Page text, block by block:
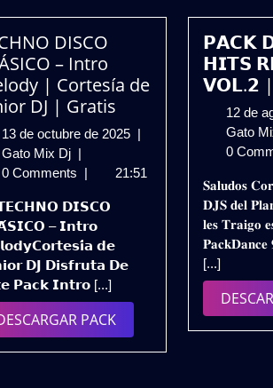
DISCO
– Intro
| Cortesía de
DJ | Gratis
13 de octubre de 2025 13
octubre
|
Gato Mix Dj TECHNO
DISCO
–
Intro
Melody
|
Cortesía
Junior
|
0 Comments | 21:51
𝗗𝗜𝗦𝗖𝗢
– 𝗜𝗻𝘁𝗿𝗼
𝗱𝗲
𝗗𝗝 𝗗𝗶𝘀𝗳𝗿𝘂𝘁𝗮 𝗗𝗲
𝗣𝗮𝗰𝗸 𝗜𝗻𝘁𝗿𝗼 [...]
PACKDESCARGAR
PACK
𝗣𝗔𝗖𝗞
𝗛𝗜𝗧𝗦
𝗩𝗢𝗟.𝟮
12 de
Gato
0
𝐒𝐚𝐥𝐮𝐝𝐨𝐬
𝐃𝐉𝐒 𝐝𝐞𝐥
𝐥𝐞𝐬 𝐓𝐫𝐚𝐢𝐠𝐨
𝐏𝐚𝐜𝐤𝐃𝐚𝐧𝐜𝐞
[...]